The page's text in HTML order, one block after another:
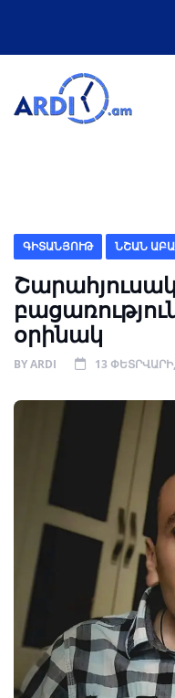
ԳԻՏԱՆՅՈՒԹ ՆՇԱՆ
օրինակ
BYARDI 13 ՓԵՏՐՎԱՐԻ,